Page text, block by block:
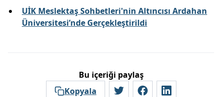
UİK Meslektaş Sohbetleri'nin Altıncısı Ardahan
Üniversitesi’nde Gerçekleştirildi
Bu içeriği paylaş
Kopyala